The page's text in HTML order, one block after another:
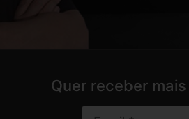
Quer receber